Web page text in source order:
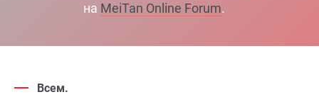
на MeiTan Online Forum.
Всем.